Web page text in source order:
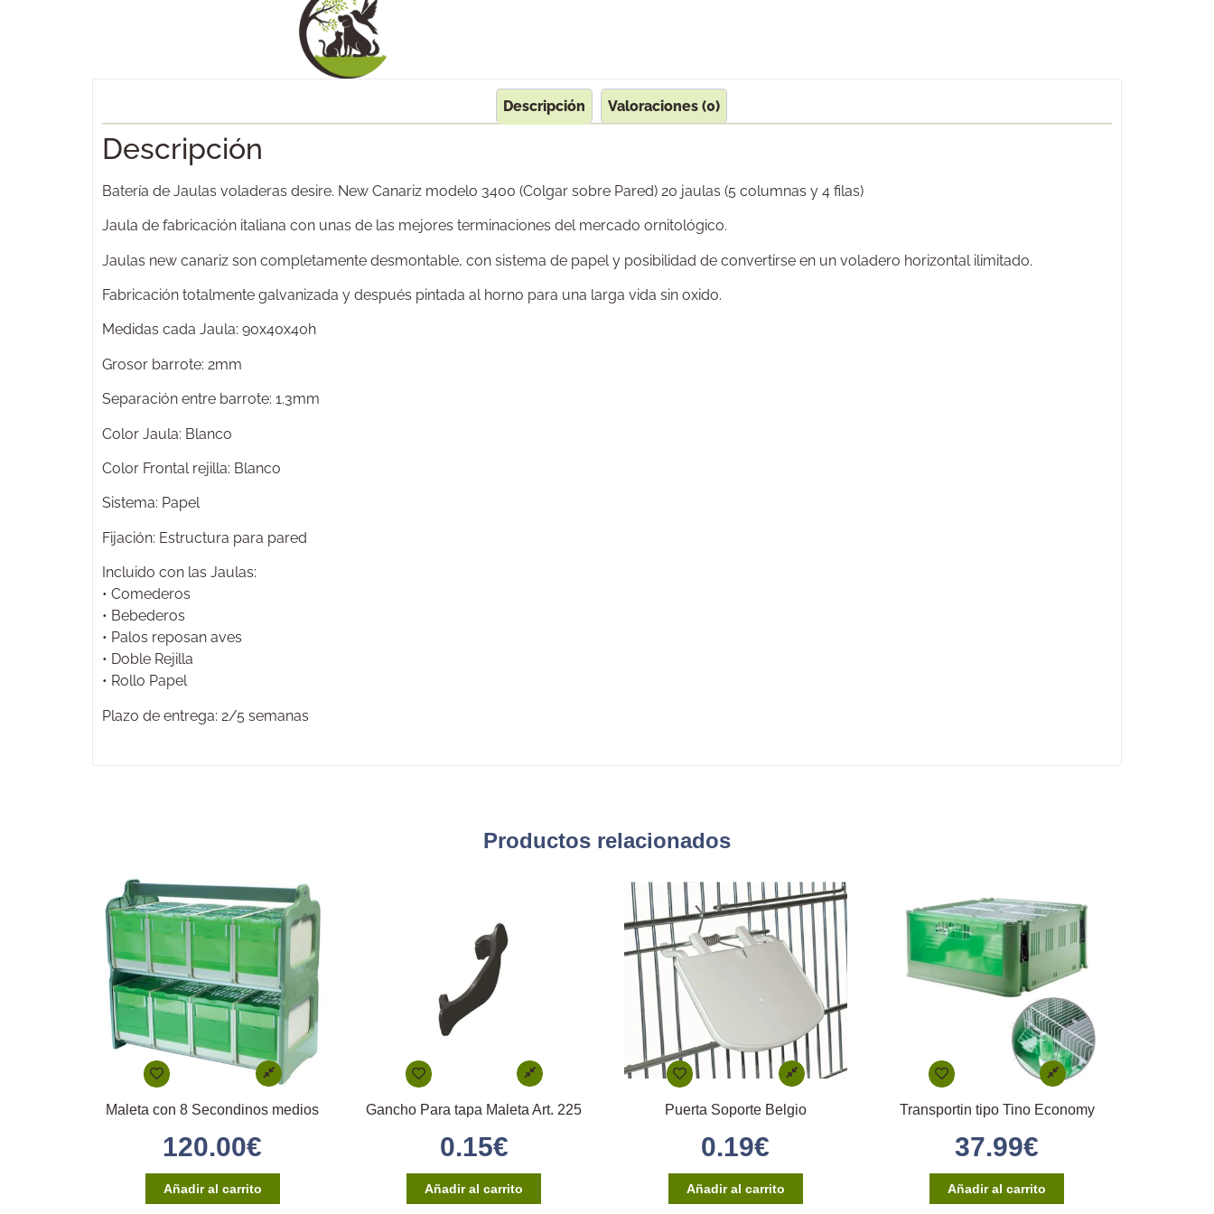
Descripción Valoraciones (0)
Descripción
Batería de Jaulas voladeras desire. New Canariz modelo 3400 (Colgar sobre Pared) 20 jaulas (5 columnas y 4 filas)
Jaula de fabricación italiana con unas de las mejores terminaciones del mercado ornitológico.
Jaulas new canariz son completamente desmontable, con sistema de papel y posibilidad de convertirse en un voladero horizontal ilimitado.
Fabricación totalmente galvanizada y después pintada al horno para una larga vida sin oxido.
Medidas cada Jaula: 90x40x40h
Grosor barrote: 2mm
Separación entre barrote: 1.3mm
Color Jaula: Blanco
Color Frontal rejilla: Blanco
Sistema: Papel
Fijación: Estructura para pared
Incluido con las Jaulas:
• Comederos
• Bebederos
• Palos reposan aves
• Doble Rejilla
• Rollo Papel
Plazo de entrega: 2/5 semanas
Productos relacionados
Maleta con 8 Secondinos medios
120.00€
Añadir al carrito
Gancho Para tapa Maleta Art. 225
0.15€
Añadir al carrito
Puerta Soporte Belgio
0.19€
Añadir al carrito
Transportin tipo Tino Economy
37.99€
Añadir al carrito